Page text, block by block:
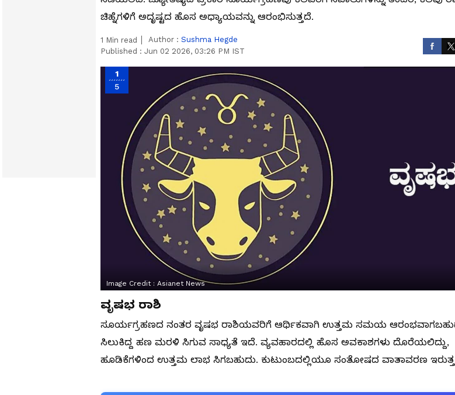
ಚಿಹ್ನೆಗಳಿಗೆ ಅದೃಷ್ಟದ ಹೊಸ ಅಧ್ಯಾಯವನ್ನು ಆರಂಭಿಸುತ್ತದೆ.
1 Min read Author : Sushma Hegde
Published : Jun 02 2026, 03:26 PM IST
1
5
Image Credit : Asianet News
ವೃಷಭ ರಾಶಿ
ಸೂರ್ಯಗ್ರಹಣದ ನಂತರ ವೃಷಭ ರಾಶಿಯವರಿಗೆ ಆರ್ಥಿಕವಾಗಿ ಉತ್ತಮ ಸಮಯ
ಸಿಲುಕಿದ್ದ ಹಣ ಮರಳಿ ಸಿಗುವ ಸಾಧ್ಯತೆ ಇದೆ. ವ್ಯವಹಾರದಲ್ಲಿ ಹೊಸ ಅವಕಾಶಗಳು ದೊರೆಯಲಿದ್ದು,
ಹೂಡಿಕೆಗಳಿಂದ ಉತ್ತಮ ಲಾಭ ಸಿಗಬಹುದು. ಕುಟುಂಬದಲ್ಲಿಯೂ ಸಂತೋಷದ ವಾತಾವರಣ